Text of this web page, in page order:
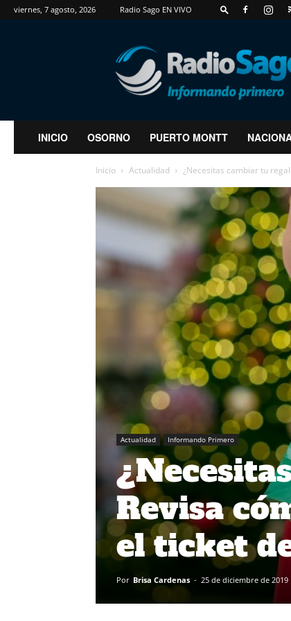
viernes, 7 agosto, 2026 Radio Sago EN VIVO
RadioSago
INICIO OSORNO PUERTO MONTT
Inicio Actualidad ¿Necesitas cambiar tu
Actualidad Informando Primero
Revisa
el ticket
Por Brisa Cardenas - 25 de diciembre de 2019